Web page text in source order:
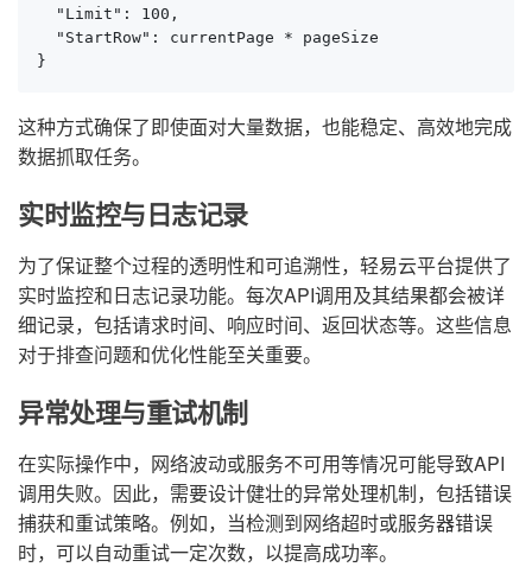
  "Limit": 100,
  "StartRow": currentPage * pageSize
}
这种方式确保了即使面对大量数据，也能稳定、高效地完成
数据抓取任务。
实时监控与日志记录
为了保证整个过程的透明性和可追溯性，轻易云平台提供了
实时监控和日志记录功能。每次API调用及其结果都会被详
细记录，包括请求时间、响应时间、返回状态等。这些信息
对于排查问题和优化性能至关重要。
异常处理与重试机制
在实际操作中，网络波动或服务不可用等情况可能导致API
调用失败。因此，需要设计健壮的异常处理机制，包括错误
捕获和重试策略。例如，当检测到网络超时或服务器错误
时，可以自动重试一定次数，以提高成功率。